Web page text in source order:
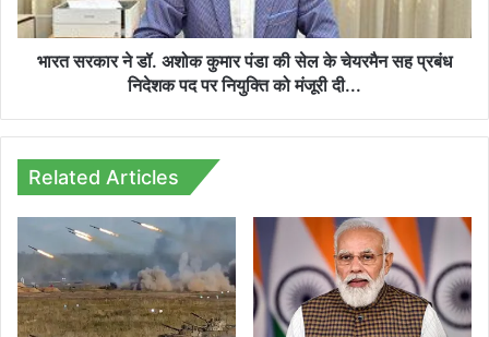
निरीक्षण...
की
सेल
पद
पर
नियुक्ति
को
दी...
भारत सरकार ने डॉ. अशोक कुमार पंडा की सेल के चेयरमैन सह प्रबंध
निदेशक पद पर नियुक्ति को मंजूरी दी...
Related Articles